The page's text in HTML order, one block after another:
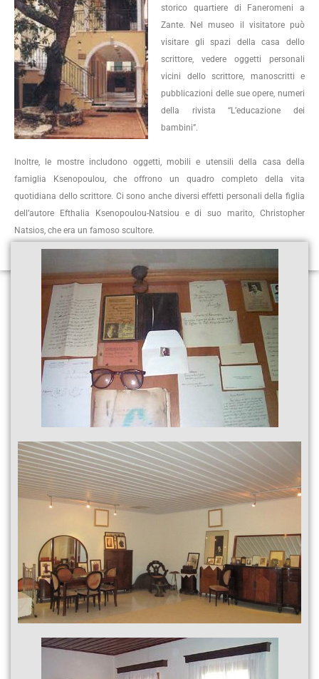
storico quartiere di Faneromeni a
Zante. Nel museo il visitatore può
visitare gli spazi della casa dello
scrittore, vedere oggetti personali
vicini dello scrittore, manoscritti e
pubblicazioni delle sue opere, numeri
della rivista “L’educazione dei
bambini”.
Inoltre, le mostre includono oggetti, mobili e utensili della casa della
famiglia Ksenopoulou, che offrono un quadro completo della vita
quotidiana dello scrittore. Ci sono anche diversi effetti personali della figlia
dell’autore Efthalia Ksenopoulou-Natsiou e di suo marito, Christopher
Natsios, che era un famoso scultore.